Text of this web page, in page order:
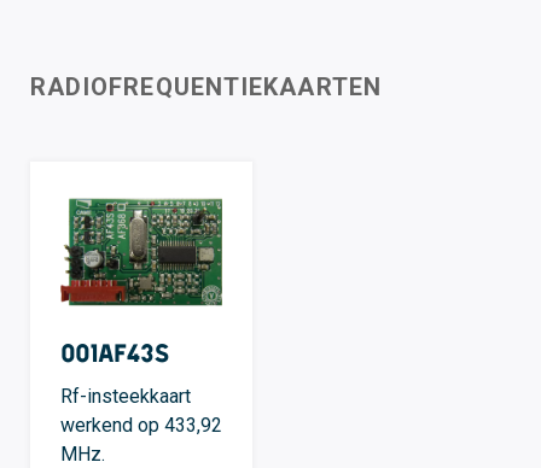
RADIOFREQUENTIEKAARTEN
001AF43S
Rf-insteekkaart
werkend op 433,92
MHz.